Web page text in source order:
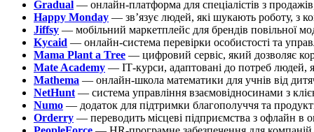
Gradual — онлайн-платформа для спеціалістів з
Happy Monday — зв’язує людей, які шукають роботу, з
Jiffsy — мобільний маркетплейс для брендів повільної
Kycaid — онлайн-система перевірки особистості та
Mama Plant a Tree — цифровий сервіс, який дозволяє
Mate Academy — ІТ-курси, адаптовані до потреб людей,
Mathema — онлайн-школа математики для учнів від
NetHunt— система управління взаємовідносинами з
Numo — додаток для підтримки благополуччя та
Orderry — переводить місцеві підприємства з офлайн